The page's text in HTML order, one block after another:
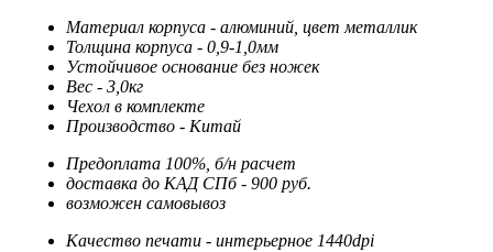
Материал корпуса - алюминий, цвет металлик
Толщина корпуса - 0,9-1,0мм
Устойчивое основание без ножек
Вес - 3,0кг
Чехол в комплекте
Производство - Китай
Предоплата 100%, б/н расчет
доставка до КАД СПб - 900 руб.
возможен самовывоз
Качество печати - интерьерное 1440dpi